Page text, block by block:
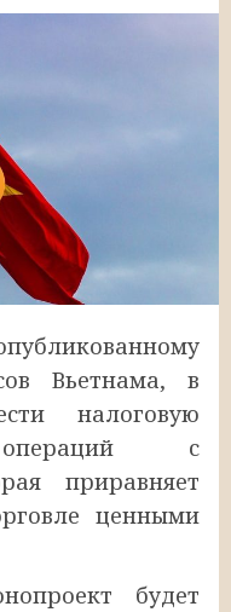
Вьетнама, в
налоговую
с
приравняет
ценными
будет